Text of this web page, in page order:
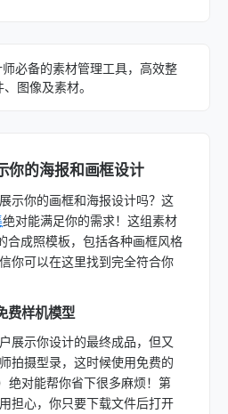
必备的素材管理工具，高效整
图像及素材。
你的海报和画框设计
示你的画框和海报设计吗？这
绝对能满足你的需求！这组素材
合成照模板，包括各种画框风格
你可以在这里找到完全符合你
费样机模型
展示你设计的最终成品，但又
拍摄型录，这时候使用免费的
绝对能帮你省下很多麻烦！第
担心，你只要下载文件后打开